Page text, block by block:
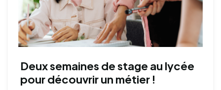
Deux semaines de stage au lycée
pour découvrir un métier !